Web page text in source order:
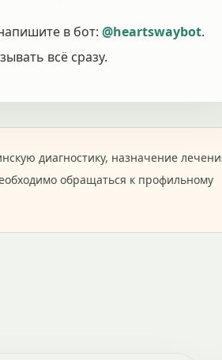
в бот: @heartswaybot.
всё сразу.
диагностику, назначение
обращаться к профильному